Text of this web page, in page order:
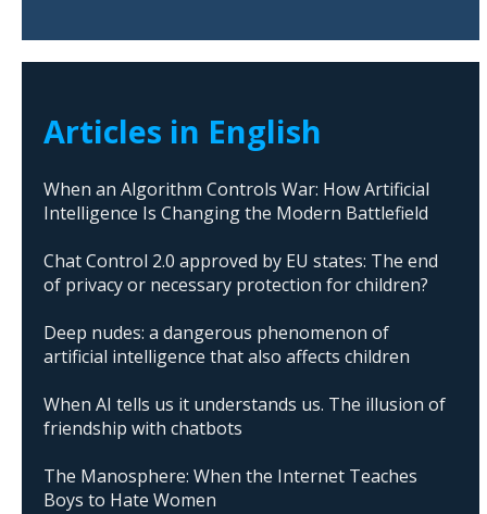
Articles in English
When an Algorithm Controls War: How Artificial
Intelligence Is Changing the Modern Battlefield
Chat Control 2.0 approved by EU states: The end
of privacy or necessary protection for children?
Deep nudes: a dangerous phenomenon of
artificial intelligence that also affects children
When AI tells us it understands us. The illusion of
friendship with chatbots
The Manosphere: When the Internet Teaches
Boys to Hate Women